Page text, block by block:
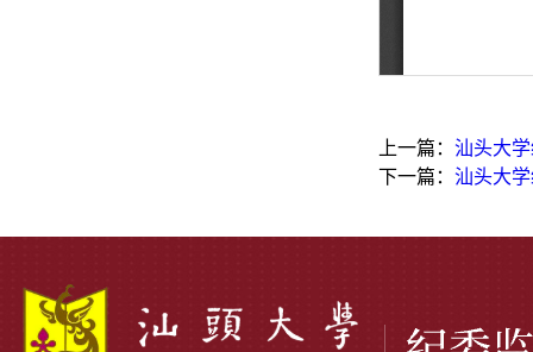
上一篇： 汕头大
下一篇： 汕头大